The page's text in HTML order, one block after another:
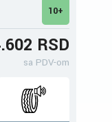
10+
RSD
sa PDV-om